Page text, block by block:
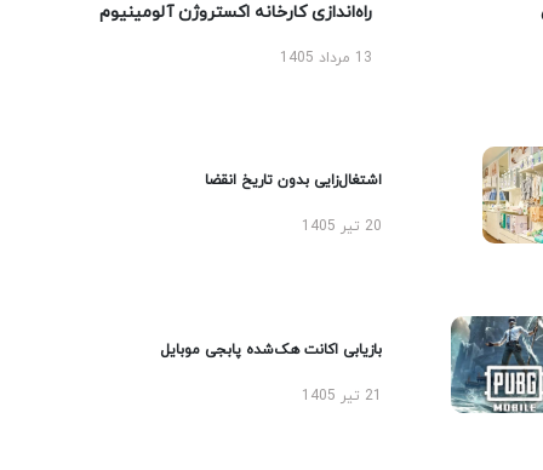
راه‌اندازی کارخانه اکستروژن آلومینیوم
13 مرداد 1405
اشتغال‌زایی بدون تاریخ انقضا
20 تیر 1405
بازیابی اکانت هک‌شده پابجی موبایل